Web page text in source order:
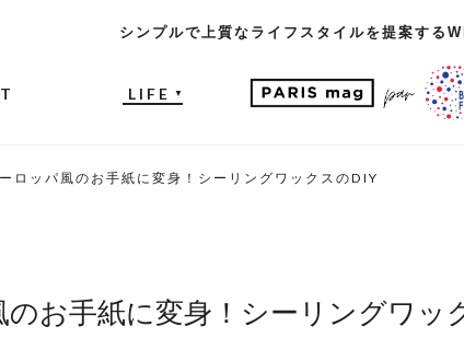
シンプルで上質なライフスタイルを提案する
LIFE ▼
ロッパ風のお手紙に変身！シーリングワックスのDIY
のお手紙に変身！シーリングワッ